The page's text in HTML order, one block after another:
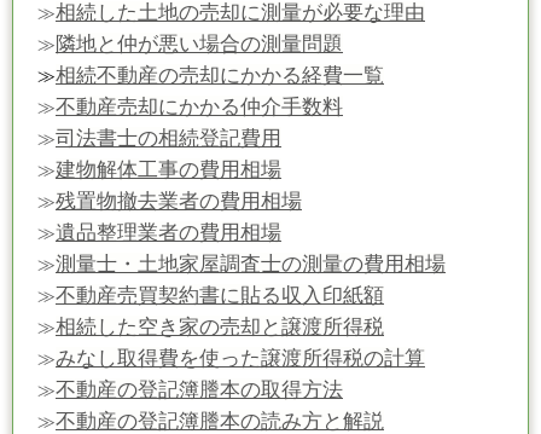
≫相続した土地の売却に測量が必要な理由
≫隣地と仲が悪い場合の測量問題
≫相続不動産の売却にかかる経費一覧
≫不動産売却にかかる仲介手数料
≫司法書士の相続登記費用
≫建物解体工事の費用相場
≫残置物撤去業者の費用相場
≫遺品整理業者の費用相場
≫測量士・土地家屋調査士の測量の費用相場
≫不動産売買契約書に貼る収入印紙額
≫相続した空き家の売却と譲渡所得税
≫みなし取得費を使った譲渡所得税の計算
≫不動産の登記簿謄本の取得方法
≫不動産の登記簿謄本の読み方と解説